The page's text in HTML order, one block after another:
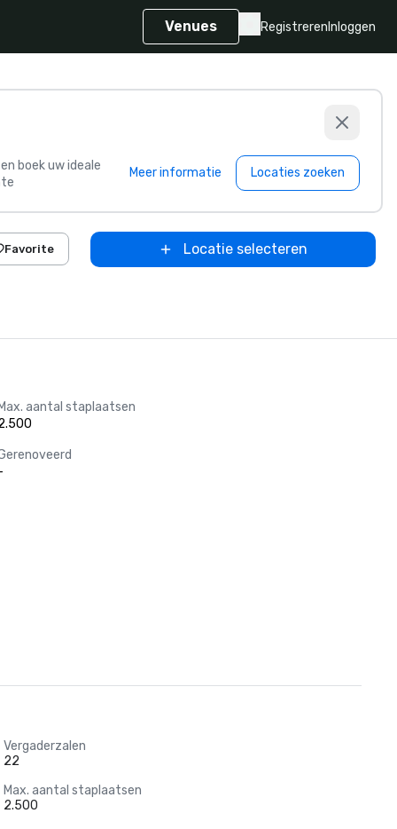
Venues Registreren Inloggen
boek uw ideale
Meer informatie Locaties zoeken
Favorite Locatie selecteren
aantal staplaatsen
Vergaderzalen
22
Max. aantal staplaatsen
2.500